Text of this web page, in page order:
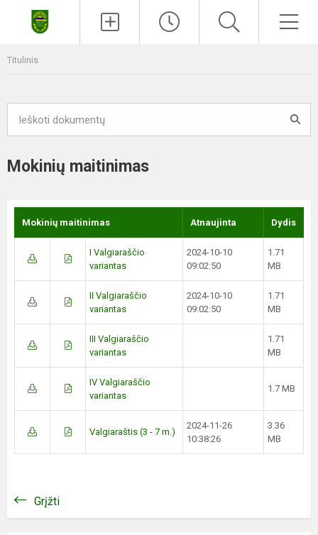
Titulinis
Mokinių maitinimas
Mokinių maitinimas Atnaujinta Dydis
I Valgiaraščio
variantas
2024-10-10
09:02:50
1.71
MB
II Valgiaraščio
variantas
2024-10-10
09:02:50
1.71
MB
III Valgiaraščio
variantas
1.71
MB
IV Valgiaraščio
variantas
1.7 MB
Valgiaraštis (3 - 7 m.)
2024-11-26
10:38:26
3.36
MB
Grįžti